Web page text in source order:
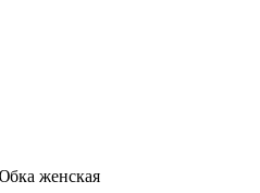
женская